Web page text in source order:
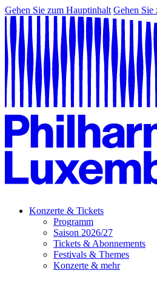
Gehen Sie zum Hauptinhalt Gehen Sie
Konzerte & Tickets
Programm
Saison 2026/27
Tickets & Abonnements
Festivals & Themes
Konzerte & mehr